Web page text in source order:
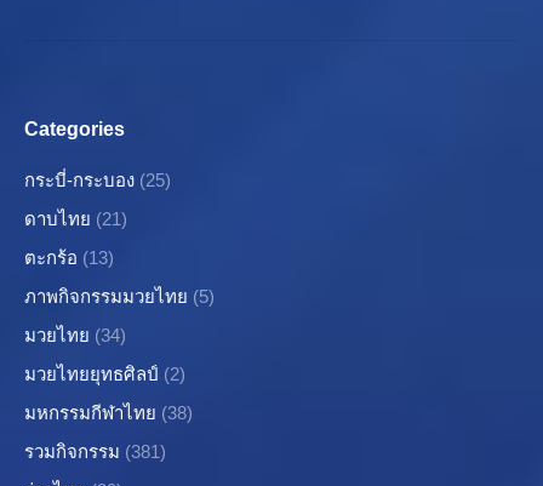
Categories
กระบี่-กระบอง (25)
ดาบไทย (21)
ตะกร้อ (13)
ภาพกิจกรรมมวยไทย (5)
มวยไทย (34)
มวยไทยยุทธศิลป์ (2)
มหกรรมกีฬาไทย (38)
รวมกิจกรรม (381)